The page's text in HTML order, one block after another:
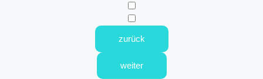
zurück
weiter